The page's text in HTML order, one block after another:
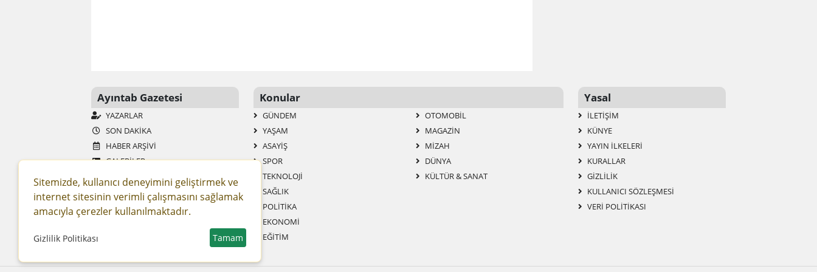
Ayıntab Gazetesi
YAZARLAR
SON DAKIKA
HABER ARŞIVI
GALERİLER
AYINTAB TV
ANKETLER
MOBIL SITE
Konular
GÜNDEM
YAŞAM
ASAYIŞ
SPOR
TEKNOLOJI
SAĞLIK
POLITIKA
EKONOMI
EĞITIM
OTOMOBIL
MAGAZIN
MIZAH
DÜNYA
KÜLTÜR & SANAT
Yasal
İLETIŞIM
KÜNYE
YAYIN İLKELERI
KURALLAR
GIZLILIK
KULLANICI SÖZLEŞMESI
VERI POLITIKASI
Sitemizde, kullanıcı deneyimini geliştirmek ve
internet sitesinin verimli çalışmasını sağlamak
amacıyla çerezler kullanılmaktadır.
Gizlilik Politikası Tamam